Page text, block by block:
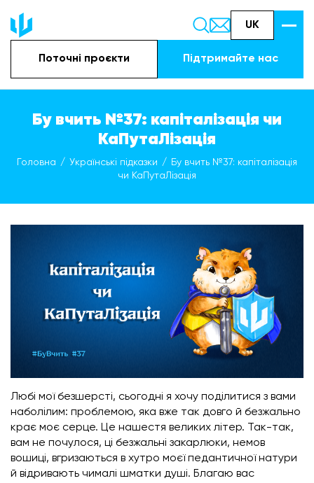
UK
Поточні проєкти Підтримайте наc
Бу вчить №37: капіталізація чи
КаПутаЛізація
Головна Українські підказки
Бу вчить №37: капіталізація
чи КаПутаЛізація
Любі мої безшерсті, сьогодні я хочу поділитися з вами
наболілим: проблемою, яка вже так довго й безжально
крає моє серце. Це нашестя великих літер. Так-так,
вам не почулося, ці безжальні закарлюки, немов
вошиці, вгризаються в хутро моєї педантичної натури
й відривають чималі шматки душі. Благаю вас